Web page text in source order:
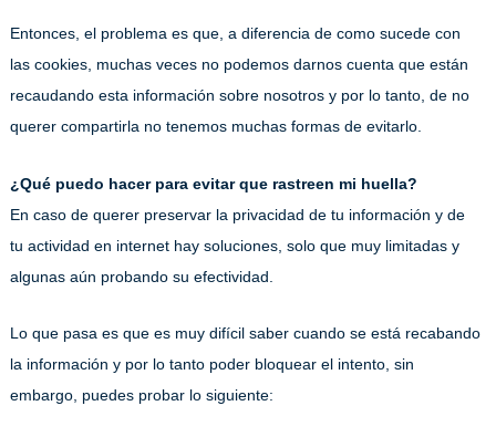
Entonces, el problema es que, a diferencia de como sucede con
las cookies, muchas veces no podemos darnos cuenta que están
recaudando esta información sobre nosotros y por lo tanto, de no
querer compartirla no tenemos muchas formas de evitarlo.
¿Qué puedo hacer para evitar que rastreen mi huella?
En caso de querer preservar la privacidad de tu información y de
tu actividad en internet hay soluciones, solo que muy limitadas y
algunas aún probando su efectividad.
Lo que pasa es que es muy difícil saber cuando se está recabando
la información y por lo tanto poder bloquear el intento, sin
embargo, puedes probar lo siguiente: